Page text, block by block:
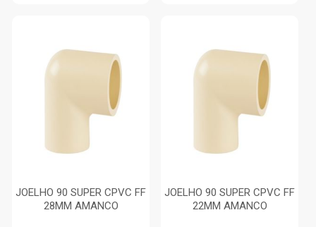
JOELHO 90 SUPER CPVC FF
28MM AMANCO
JOELHO 90 SUPER CPVC FF
22MM AMANCO